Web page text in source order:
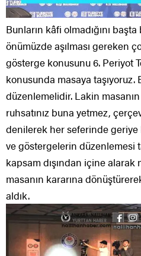
Bunların kâfi olmadığını
önümüzde aşılması gereken
gösterge konusunu 6. Periyot
konusunda masaya
düzenlemelidir. Lakin
ruhsatınız buna yetmez,
denilerek her seferinde geriye
ve göstergelerin düzenlemesi
kapsam dışından içine alarak
masanın kararına
aldık.